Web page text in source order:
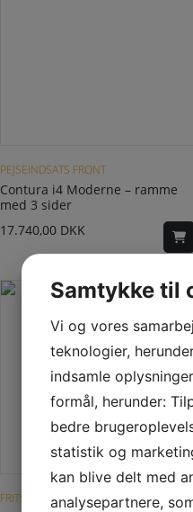
PEJSEINDSATS FRONT
Contura i4 Moderne – ramme
med 3 sider
17.740,00 DKK
FRITSTÅENDE BRÆNDEOVN
Samtykke til
Vi og vores
teknologier,
indsamle
formål, herunder:
bedre
statistik og
kan blive delt med
analysepartnere,